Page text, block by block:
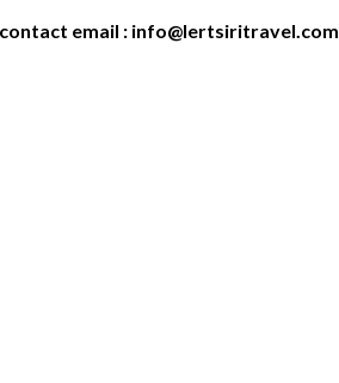
email : info@lertsiritravel.com